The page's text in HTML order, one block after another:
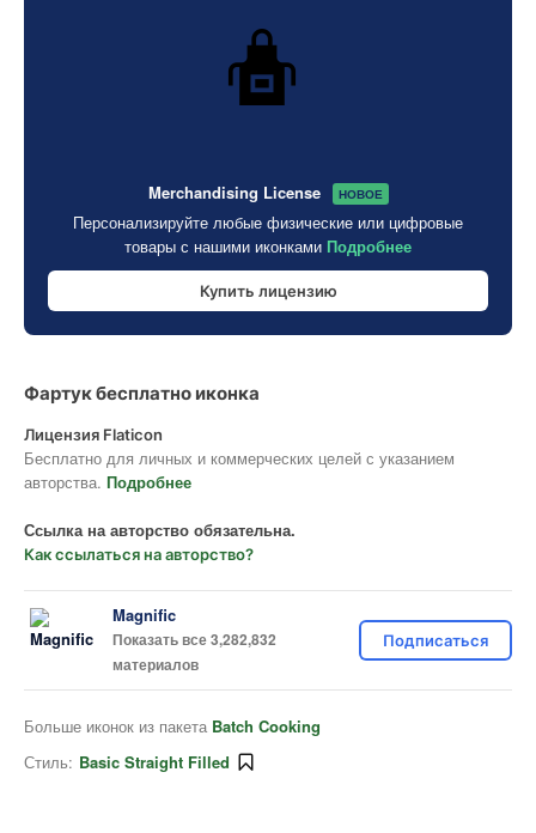
Merchandising License НОВОЕ
Персонализируйте любые физические или цифровые
товары с нашими иконками Подробнее
Купить лицензию
Фартук бесплатно иконка
Лицензия Flaticon
Бесплатно для личных и коммерческих целей с указанием
авторства. Подробнее
Ссылка на авторство обязательна.
Как ссылаться на авторство?
Magnific
Показать все 3,282,832
материалов
Подписаться
Больше иконок из пакета Batch Cooking
Стиль: Basic Straight Filled